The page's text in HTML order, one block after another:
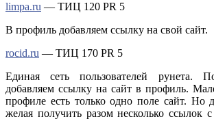
limpa.ru — ТИЦ 120 PR 5
В профиль добавляем ссылку на свой сайт.
rocid.ru — ТИЦ 170 PR 5
Единая сеть пользователей рунета.
добавляем ссылку на сайт в профиль.
профиле есть только одно поле сайт. Но
желая получить разом несколько ссылок